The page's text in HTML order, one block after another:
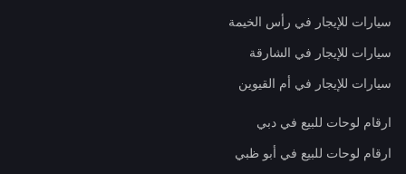
سيارات للإيجار في رأس الخيمة
سيارات للإيجار في الشارقة
سيارات للإيجار في أم القيوين
ارقام لوحات للبيع في دبي
ارقام لوحات للبيع في أبو ظبي